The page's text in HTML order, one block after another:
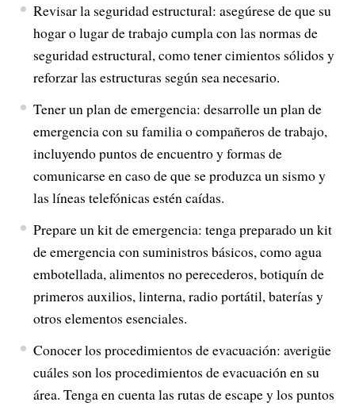
Revisar la seguridad estructural: asegúrese de que su
hogar o lugar de trabajo cumpla con las normas de
seguridad estructural, como tener cimientos sólidos y
reforzar las estructuras según sea necesario.
Tener un plan de emergencia: desarrolle un plan de
emergencia con su familia o compañeros de trabajo,
incluyendo puntos de encuentro y formas de
comunicarse en caso de que se produzca un sismo y
las líneas telefónicas estén caídas.
Prepare un kit de emergencia: tenga preparado un kit
de emergencia con suministros básicos, como agua
embotellada, alimentos no perecederos, botiquín de
primeros auxilios, linterna, radio portátil, baterías y
otros elementos esenciales.
Conocer los procedimientos de evacuación: averigüe
cuáles son los procedimientos de evacuación en su
área. Tenga en cuenta las rutas de escape y los puntos